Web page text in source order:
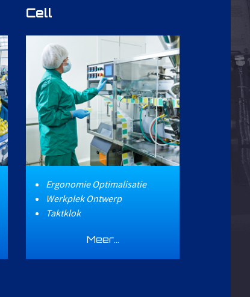
Cell
Ergonomie Optimalisatie
Werkplek Ontwerp
Taktklok
Meer...